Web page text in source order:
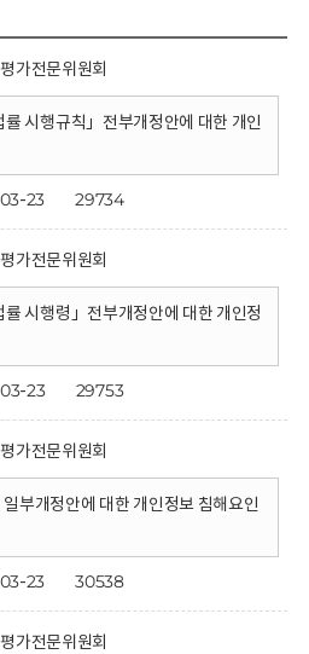
가전문위원회
률 시행규칙」전부개정안에 대한 개인
23 29734
가전문위원회
률 시행령」전부개정안에 대한 개인정
23 29753
가전문위원회
일부개정안에 대한 개인정보 침해요인
23 30538
가전문위원회